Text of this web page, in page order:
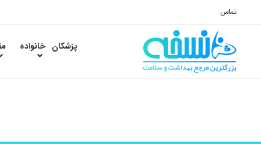
تماس
پزشکان خانواده